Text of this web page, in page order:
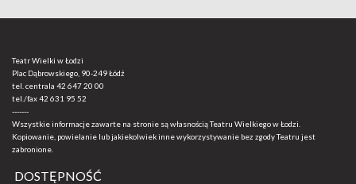
Teatr Wielki w Łodzi
Plac Dąbrowskiego, 90-249 Łódź
tel. centrala 42 647 20 00
tel./fax42 631 95 52
-------
Wszystkie informacje zawarte na stronie są własnością Teatru Wielkiego w Łodzi.
Kopiowanie, powielanie lub jakiekolwiek inne wykorzystywanie bez zgody Teatru jest
zabronione.
DOSTĘPNOŚĆ